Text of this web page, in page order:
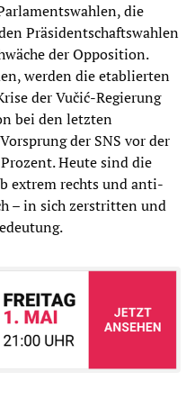
die
Präsidentschaftswahlen
der Opposition.
werden die etablierten
der Vučić-Regierung
bei den letzten
der SNS vor der
Heute sind die
extrem rechts und anti-
– in sich zerstritten und